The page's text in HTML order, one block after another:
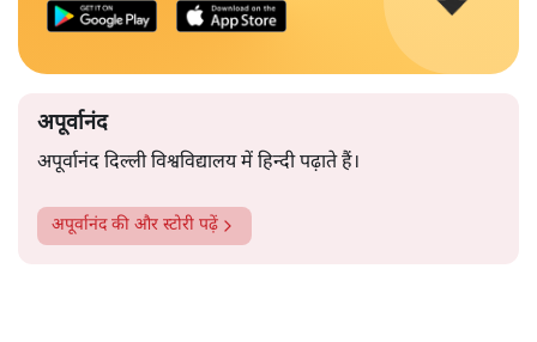
अपूर्वानंद
अपूर्वानंद दिल्ली विश्वविद्यालय में हिन्दी पढ़ाते हैं।
अपूर्वानंदकी और स्टोरी पढ़ें